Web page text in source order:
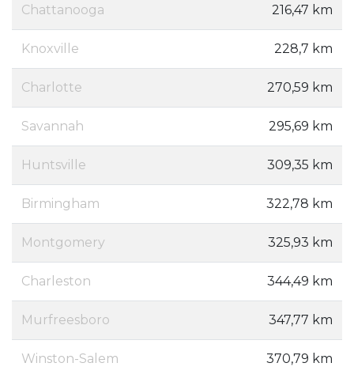
Chattanooga 216,47 km
Knoxville 228,7 km
Charlotte 270,59 km
Savannah 295,69 km
Huntsville 309,35 km
Birmingham 322,78 km
Montgomery 325,93 km
Charleston 344,49 km
Murfreesboro 347,77 km
Winston-Salem 370,79 km